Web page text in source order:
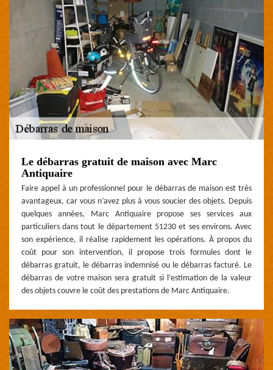
Le débarras gratuit de maison avec Marc
Antiquaire
Faire appel à un professionnel pour le débarras de maison est très
avantageux, car vous n’avez plus à vous soucier des objets. Depuis
quelques années, Marc Antiquaire propose ses services aux
particuliers dans tout le département 51230 et ses environs. Avec
son expérience, il réalise rapidement les opérations. À propos du
coût pour son intervention, il propose trois formules dont le
débarras gratuit, le débarras indemnisé ou le débarras facturé. Le
débarras de votre maison sera gratuit si l’estimation de la valeur
des objets couvre le coût des prestations de Marc Antiquaire.